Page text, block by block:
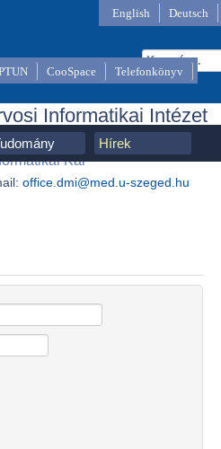
CooSpace Telefonkönyv
Informatikai Intézet
Orvostudományi Kar,
Kar
office.dmi@med.u-szeged.hu
English Deutsch
Hírek